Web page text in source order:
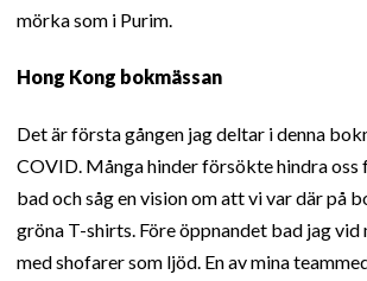
mörka som i Purim.
Hong Kong bokmässan
Det är första gången jag deltar i denna
COVID. Många hinder försökte hindra oss
bad och såg en vision om att vi var där på
gröna T-shirts. Före öppnandet bad jag
med shofarer som ljöd. En av mina